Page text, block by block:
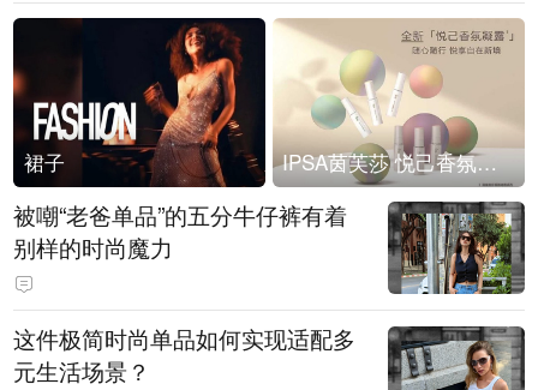
裙子 IPSA茵芙莎 悦己香氛凝露上市
被嘲“老爸单品”的五分牛仔裤有着
别样的时尚魔力
这件极简时尚单品如何实现适配多
元生活场景？